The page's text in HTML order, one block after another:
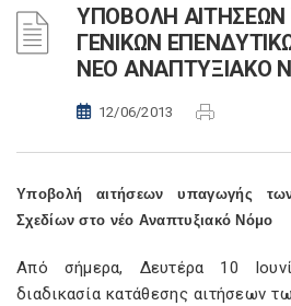
ΥΠΟΒΟΛΗ
ΓΕΝΙΚΩΝ
ΝΕΟ ΑΝΑΠΤΥΞΙΑΚΟ
12/06/2013
Υποβολή αιτήσεων υπαγωγής
Σχεδίων στο νέο Αναπτυξιακό Νόμο
Από σήμερα, Δευτέρα 10
διαδικασία κατάθεσης αιτήσεων